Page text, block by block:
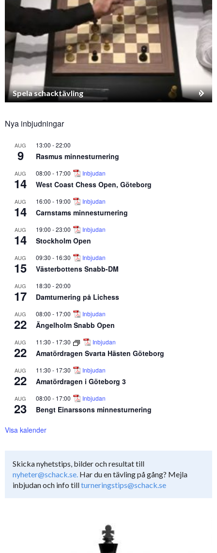
Spela schacktävling
Nya inbjudningar
AUG
9
13:00 -22:00
Rasmus minnesturnering
AUG
14
08:00 - 17:00 Inbjudan
West Coast Chess Open, Göteborg
AUG
14
16:00 - 19:00 Inbjudan
Carnstams minnesturnering
AUG
14
19:00 -23:00 Inbjudan
Stockholm Open
AUG
15
09:30 - 16:30 Inbjudan
Västerbottens Snabb-DM
AUG
17
18:30 -20:00
Damturnering på Lichess
AUG
22
08:00 - 17:00 Inbjudan
Ängelholm Snabb Open
AUG
22
11:30 - 17:30 Inbjudan
Amatördragen Svarta Hästen Göteborg
AUG
22
11:30 - 17:30 Inbjudan
Amatördragen i Göteborg 3
AUG
23
08:00 - 17:00 Inbjudan
Bengt Einarssons minnesturnering
Visa kalender
Skicka nyhetstips, bilder och resultat till
nyheter@schack.se. Har du en tävling på gång? Mejla
inbjudan och info tillturneringstips@schack.se